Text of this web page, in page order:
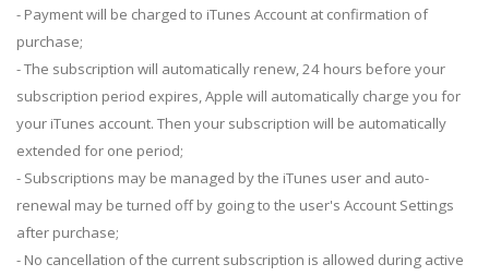
- Payment will be charged to iTunes Account at confirmation of
purchase;
- The subscription will automatically renew, 24 hours before your
subscription period expires, Apple will automatically charge you for
your iTunes account. Then your subscription will be automatically
extended for one period;
- Subscriptions may be managed by the iTunes user and auto-
renewal may be turned off by going to the user's Account Settings
after purchase;
- No cancellation of the current subscription is allowed during active